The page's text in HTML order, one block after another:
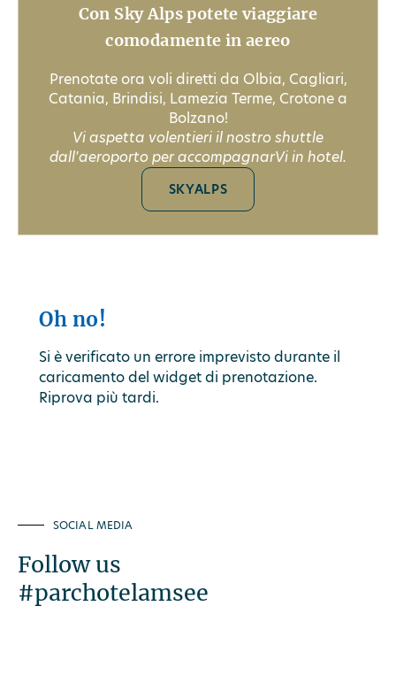
Con Sky Alps potete viaggiare
comodamente in aereo
Prenotate ora voli diretti da Olbia, Cagliari,
Catania, Brindisi, Lamezia Terme, Crotone a
Bolzano!
Vi aspetta volentieri il nostro shuttle
dall'aeroporto per accompagnarVi in hotel.
SKYALPS
Oh no!
Si è verificato un errore imprevisto durante il
caricamento del widget di prenotazione.
Riprova più tardi.
SOCIAL MEDIA
Follow us
#parchotelamsee